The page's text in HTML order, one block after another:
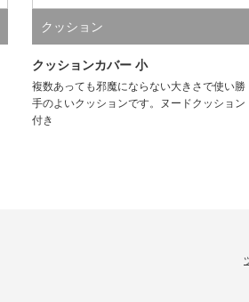
クッション
クッションカバー 小
複数あっても邪魔にならない大きさで使い勝
手のよいクッションです。ヌードクッション
付き